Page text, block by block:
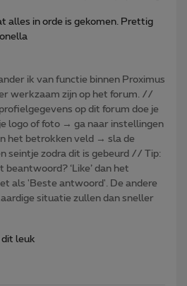
alles in orde is gekomen. Prettig
ik van functie binnen Proximus
werkzaam zijn op het forum. //
op dit forum doe je
logo of foto → ga naar instellingen
het betrokken veld → sla de
seintje zodra dit is gebeurd // Tip:
‘Like’ dan het
als 'Beste antwoord'. De andere
situatie zullen dan sneller
dit leuk